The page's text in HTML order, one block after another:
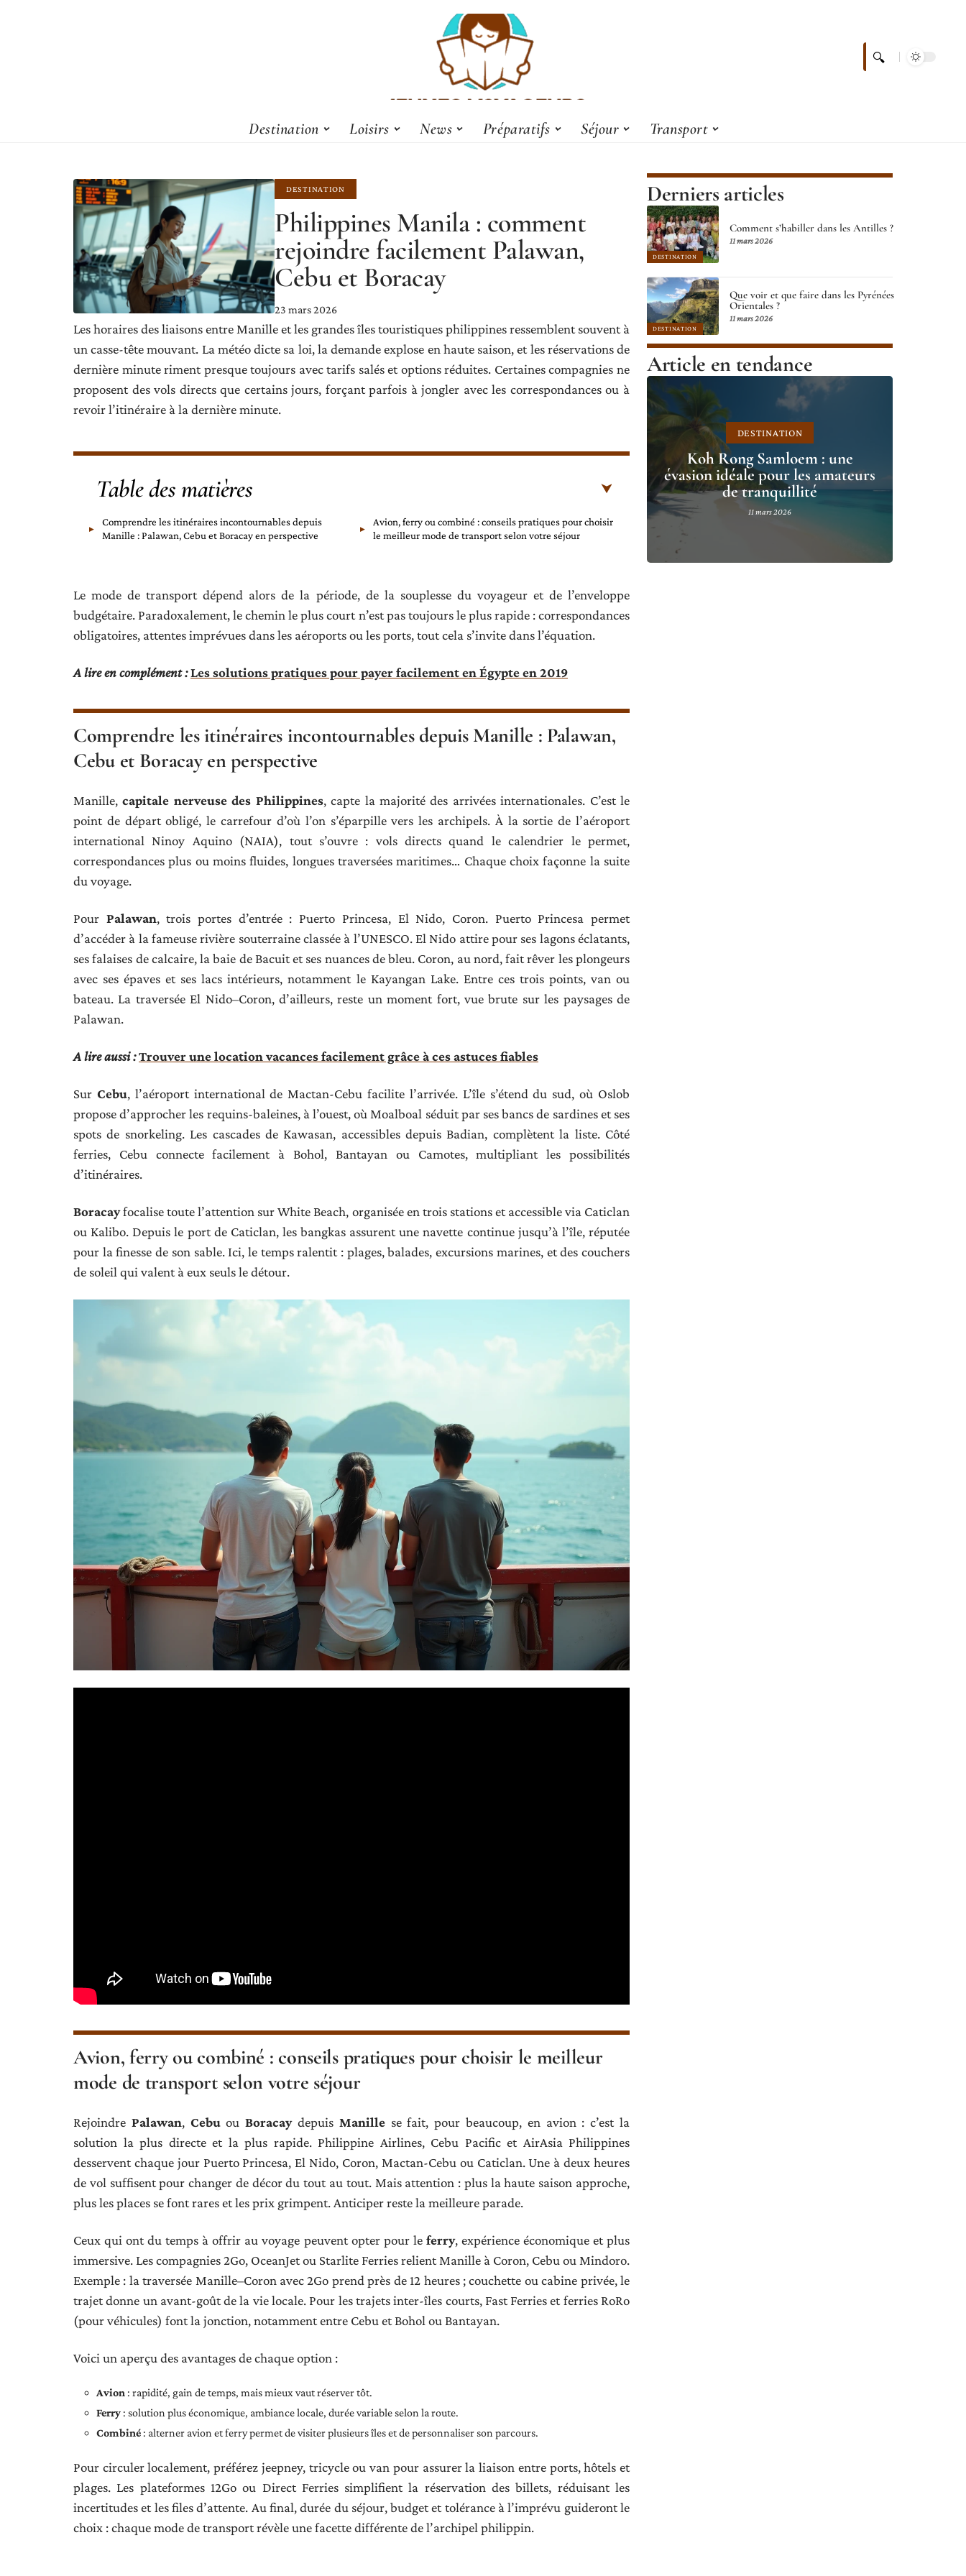
Destination Loisirs News Préparatifs Séjour Transport
DESTINATION
Philippines Manila : comment
rejoindre facilement Palawan,
Cebu et Boracay
23 mars 2026
Les horaires des liaisons entre Manille et les grandes îles touristiques philippines ressemblent souvent à
un casse-tête mouvant. La météo dicte sa loi, la demande explose en haute saison, et les réservations de
dernière minute riment presque toujours avec tarifs salés et options réduites. Certaines compagnies ne
proposent des vols directs que certains jours, forçant parfois à jongler avec les correspondances ou à
revoir l’itinéraire à la dernière minute.
Table des matières
Comprendre les itinéraires incontournables depuis
Manille : Palawan, Cebu et Boracay en perspective
Avion, ferry ou combiné : conseils pratiques pour choisir
le meilleur mode de transport selon votre séjour
Le mode de transport dépend alors de la période, de la souplesse du voyageur et de l’enveloppe
budgétaire. Paradoxalement, le chemin le plus court n’est pas toujours le plus rapide : correspondances
obligatoires, attentes imprévues dans les aéroports ou les ports, tout cela s’invite dans l’équation.
A lire en complément :Les solutions pratiques pour payer facilement en Égypte en 2019
Comprendre les itinéraires incontournables depuis Manille : Palawan,
Cebu et Boracay en perspective
Manille,capitale nerveuse des Philippines, capte la majorité des arrivées internationales. C’est le
point de départ obligé, le carrefour d’où l’on s’éparpille vers les archipels. À la sortie de l’aéroport
international Ninoy Aquino (NAIA), tout s’ouvre : vols directs quand le calendrier le permet,
correspondances plus ou moins fluides, longues traversées maritimes… Chaque choix façonne la suite
du voyage.
Pour Palawan, trois portes d’entrée : Puerto Princesa, El Nido, Coron. Puerto Princesa permet
d’accéder à la fameuse rivière souterraine classée à l’UNESCO. El Nido attire pour ses lagons éclatants,
ses falaises de calcaire, la baie de Bacuit et ses nuances de bleu. Coron, au nord, fait rêver les plongeurs
avec ses épaves et ses lacs intérieurs, notamment le Kayangan Lake. Entre ces trois points, van ou
bateau. La traversée El Nido–Coron, d’ailleurs, reste un moment fort, vue brute sur les paysages de
Palawan.
A lire aussi :Trouver une location vacances facilement grâce à ces astuces fiables
Sur Cebu, l’aéroport international de Mactan-Cebu facilite l’arrivée. L’île s’étend du sud, où Oslob
propose d’approcher les requins-baleines, à l’ouest, où Moalboal séduit par ses bancs de sardines et ses
spots de snorkeling. Les cascades de Kawasan, accessibles depuis Badian, complètent la liste. Côté
ferries, Cebu connecte facilement à Bohol, Bantayan ou Camotes, multipliant les possibilités
d’itinéraires.
Boracayfocalise toute l’attention sur White Beach, organisée en trois stations et accessible via Caticlan
ou Kalibo. Depuis le port de Caticlan, les bangkas assurent une navette continue jusqu’à l’île, réputée
pour la finesse de son sable. Ici, le temps ralentit : plages, balades, excursions marines, et des couchers
de soleil qui valent à eux seuls le détour.
Avion, ferry ou combiné : conseils pratiques pour choisir le meilleur
mode de transport selon votre séjour
Rejoindre Palawan, CebuouBoracaydepuis Manillese fait, pour beaucoup, en avion : c’est la
solution la plus directe et la plus rapide. Philippine Airlines, Cebu Pacific et AirAsia Philippines
desservent chaque jour Puerto Princesa, El Nido, Coron, Mactan-Cebu ou Caticlan. Une à deux heures
de vol suffisent pour changer de décor du tout au tout. Mais attention : plus la haute saison approche,
plus les places se font rares et les prix grimpent. Anticiper reste la meilleure parade.
Ceux qui ont du temps à offrir au voyage peuvent opter pour le ferry, expérience économique et plus
immersive. Les compagnies 2Go, OceanJet ou Starlite Ferries relient Manille à Coron, Cebu ou Mindoro.
Exemple : la traversée Manille–Coron avec 2Go prend près de 12 heures ; couchette ou cabine privée, le
trajet donne un avant-goût de la vie locale. Pour les trajets inter-îles courts, Fast Ferries et ferries RoRo
(pour véhicules) font la jonction, notamment entre Cebu et Bohol ou Bantayan.
Voici un aperçu des avantages de chaque option :
Avion : rapidité, gain de temps, mais mieux vaut réserver tôt.
Ferry : solution plus économique, ambiance locale, durée variable selon la route.
Combiné : alterner avion et ferry permet de visiter plusieurs îles et de personnaliser son parcours.
Pour circuler localement, préférez jeepney, tricycle ou van pour assurer la liaison entre ports, hôtels et
plages. Les plateformes 12Go ou Direct Ferries simplifient la réservation des billets, réduisant les
incertitudes et les files d’attente. Au final, durée du séjour, budget et tolérance à l’imprévu guideront le
choix : chaque mode de transport révèle une facette différente de l’archipel philippin.
Derniers articles
DESTINATION
Comment s’habiller dans les Antilles ?
11 mars 2026
DESTINATION
Que voir et que faire dans les Pyrénées
Orientales ?
11 mars 2026
Article en tendance
DESTINATION
Koh Rong Samloem : une
évasion idéale pour les amateurs
de tranquillité
11 mars 2026